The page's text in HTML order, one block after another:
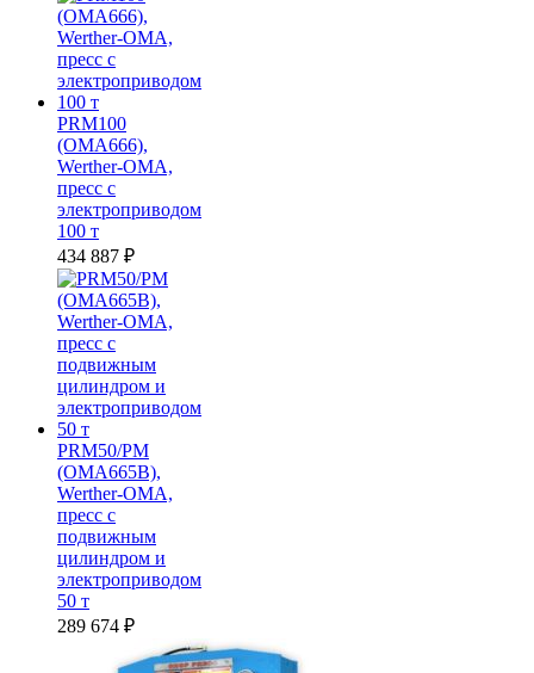
PRM100
(OMA666),
Werther-OMA,
пресс с
электроприводом
100 т
434 887 ₽
PRM50/PM
(OMA665B),
Werther-OMA,
пресс с
подвижным
цилиндром и
электроприводом
50 т
289 674 ₽